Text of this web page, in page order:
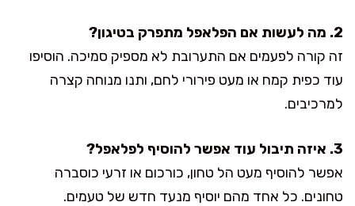
2. מה לעשות אם הפלאפל מתפרק בטיגון?
זה קורה לפעמים אם התערובת לא מספיק סמיכה. הוסיפו
עוד כפית קמח או מעט פירורי לחם, ותנו מנוחה קצרה
למרכיבים.
3. איזה תיבול עוד אפשר להוסיף לפלאפל?
אפשר להוסיף מעט הל טחון, כורכום או זרעי כוסברה
טחונים. כל אחד מהם יוסיף מנעד חדש של טעמים.